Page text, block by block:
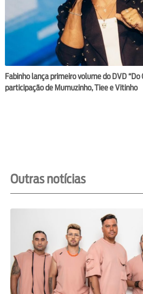
Fabinho lança primeiro volume do DVD “Do
participação de Mumuzinho, Tiee e Vitinho
Outras notícias